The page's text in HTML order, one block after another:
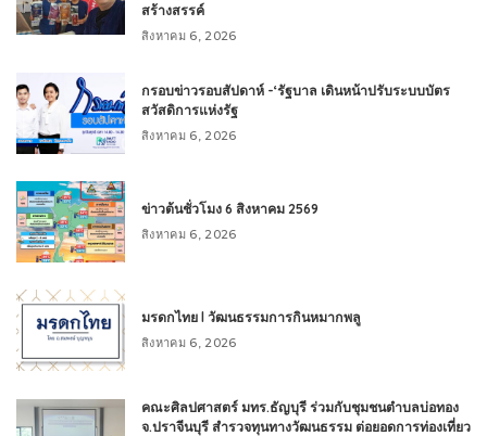
สร้างสรรค์
สิงหาคม 6, 2026
กรอบข่าวรอบสัปดาห์ -‘รัฐบาล เดินหน้าปรับระบบบัตร
สวัสดิการแห่งรัฐ
สิงหาคม 6, 2026
ข่าวต้นชั่วโมง 6 สิงหาคม 2569
สิงหาคม 6, 2026
มรดกไทย l วัฒนธรรมการกินหมากพลู
สิงหาคม 6, 2026
คณะศิลปศาสตร์ มทร.ธัญบุรี ร่วมกับชุมชนตำบลบ่อทอง
จ.ปราจีนบุรี สำรวจทุนทางวัฒนธรรม ต่อยอดการท่องเที่ยว